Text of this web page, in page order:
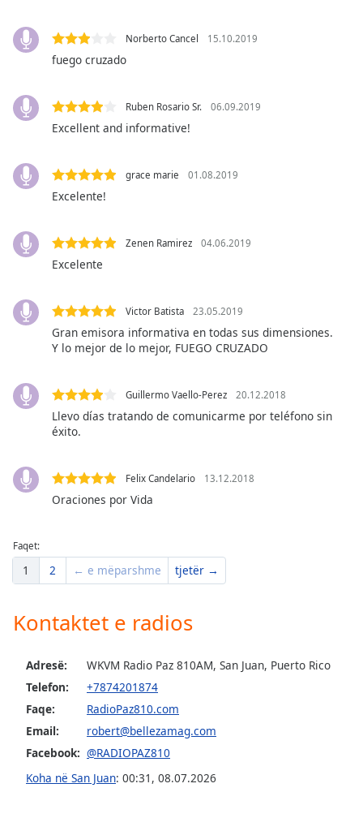
window.
Beginning
dialog
window.
cancel
and
window.
Color
Text
Background
Opacity
Area
Background
Color
Opacity
Font
Edge
Style
Norberto Cancel 15.10.2019
fuego cruzado
Ruben Rosario Sr. 06.09.2019
Excellent and informative!
grace marie 01.08.2019
Excelente!
Zenen Ramirez 04.06.2019
Excelente
Victor Batista 23.05.2019
Gran emisora informativa en todas sus dimensiones.
Y lo mejor de lo mejor, FUEGO CRUZADO
Guillermo Vaello-Perez 20.12.2018
Llevo días tratando de comunicarme por teléfono sin
éxito.
Felix Candelario 13.12.2018
Oraciones por Vida
Faqet:
1 2 ← e mëparshme tjetër →
Kontaktet e radios
Adresë:
WKVM Radio Paz 810AM, San Juan, Puerto Rico
Telefon:
+7874201874
Faqe:
RadioPaz810.com
Email:
robert@bellezamag.com
Facebook: @RADIOPAZ810
Koha në San Juan: 00:31 , 08.07.2026